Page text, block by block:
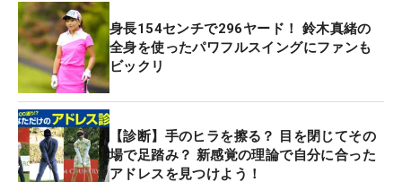
身長154センチで296ヤード！ 鈴木真緒の
全身を使ったパワフルスイングにファンも
ビックリ
【診断】手のヒラを擦る？ 目を閉じてその
場で足踏み？ 新感覚の理論で自分に合った
アドレスを見つけよう！